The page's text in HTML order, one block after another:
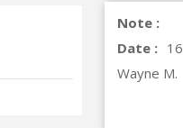
Note :
Date :
Wayne M.